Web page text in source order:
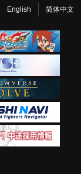
English 简体中文